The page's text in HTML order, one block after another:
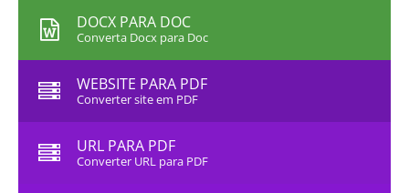
DOCX PARA DOC
Converta Docx para Doc
WEBSITE PARA PDF
Converter site em PDF
URL PARA PDF
Converter URL para PDF